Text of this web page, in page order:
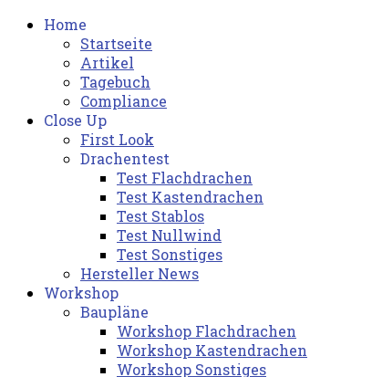
Home
Startseite
Artikel
Tagebuch
Compliance
Close Up
First Look
Drachentest
Test Flachdrachen
Test Kastendrachen
Test Stablos
Test Nullwind
Test Sonstiges
Hersteller News
Workshop
Baupläne
Workshop Flachdrachen
Workshop Kastendrachen
Workshop Sonstiges